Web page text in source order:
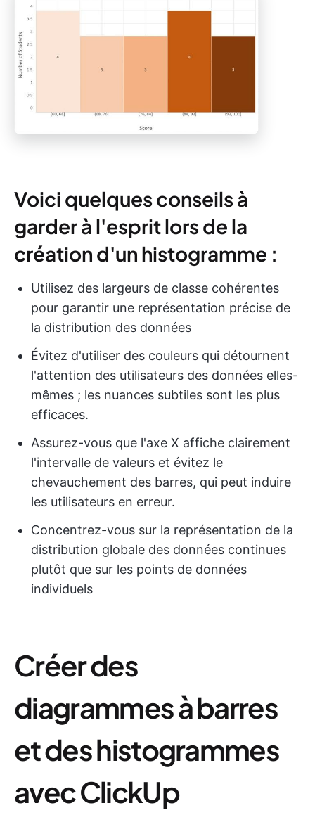
Voici quelques conseils à
garder à l'esprit lors de la
création d'un histogramme :
Utilisez des largeurs de classe cohérentes
pour garantir une représentation précise de
la distribution des données
Évitez d'utiliser des couleurs qui détournent
l'attention des utilisateurs des données elles-
mêmes ; les nuances subtiles sont les plus
efficaces.
Assurez-vous que l'axe X affiche clairement
l'intervalle de valeurs et évitez le
chevauchement des barres, qui peut induire
les utilisateurs en erreur.
Concentrez-vous sur la représentation de la
distribution globale des données continues
plutôt que sur les points de données
individuels
Créer des
diagrammes à barres
et des histogrammes
avec ClickUp